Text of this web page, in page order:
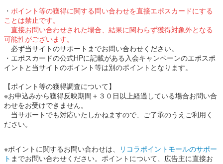
・ ポイント等の獲得に関する問い合わせを直接エポスカードにする
ことは禁止です。
直接お問い合わせされた場合、結果に関わらず獲得対象外となる
可能性がございます。
必ず当サイトのサポートまでお問い合わせください。
・エポスカードの公式HPに記載がある入会キャンペーンのエポスポ
イントと当サイトのポイント等は別のポイントとなります。
【ポイント等の獲得調査について】
※お申込みから獲得反映期間＋３０日以上経過している場合お問い合
わせをお受けできません。
当サポートでも対応いたしかねますので、ご了承のうえご利用く
ださい。
※ポイントに関するお問い合わせは、
リコラポイントモールのサポー
ト までお問い合わせください。ポイントについて、広告主に直接お